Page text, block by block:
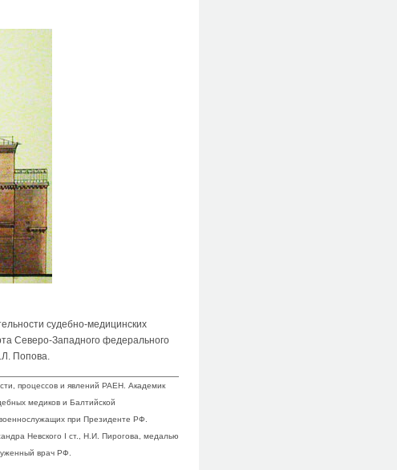
судебно-медицинских
Северо-Западного федерального
Попова.
процессов и явлений РАЕН. Академик
медиков и Балтийской
при Президенте РФ.
Невского I ст., Н.И. Пирогова, медалью
врач РФ.